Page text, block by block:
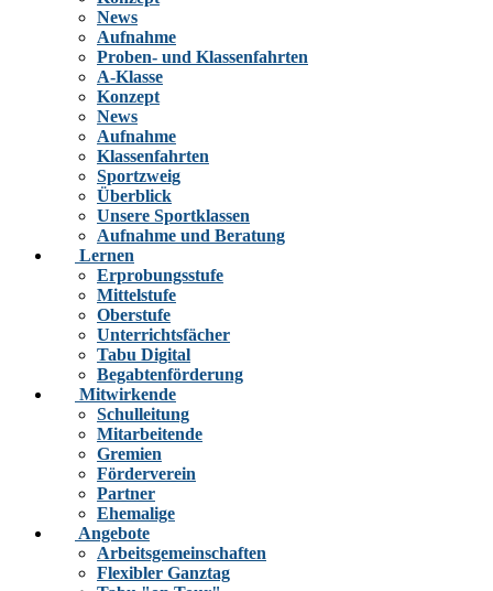
News
Aufnahme
Proben- und Klassenfahrten
A-Klasse
Konzept
News
Aufnahme
Klassenfahrten
Sportzweig
Überblick
Unsere Sportklassen
Aufnahme und Beratung
Lernen
Erprobungsstufe
Mittelstufe
Oberstufe
Unterrichtsfächer
Tabu Digital
Begabtenförderung
Mitwirkende
Schulleitung
Mitarbeitende
Gremien
Förderverein
Partner
Ehemalige
Angebote
Arbeitsgemeinschaften
Flexibler Ganztag